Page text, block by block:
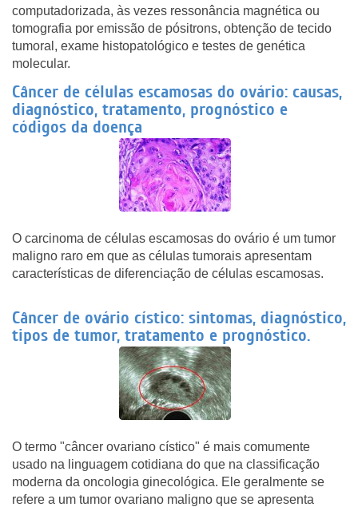
computadorizada, às vezes ressonância magnética ou
tomografia por emissão de pósitrons, obtenção de tecido
tumoral, exame histopatológico e testes de genética
molecular.
Câncer de células escamosas do ovário: causas,
diagnóstico, tratamento, prognóstico e
códigos da doença
O carcinoma de células escamosas do ovário é um tumor
maligno raro em que as células tumorais apresentam
características de diferenciação de células escamosas.
Câncer de ovário cístico: sintomas, diagnóstico,
tipos de tumor, tratamento e prognóstico.
O termo "câncer ovariano cístico" é mais comumente
usado na linguagem cotidiana do que na classificação
moderna da oncologia ginecológica. Ele geralmente se
refere a um tumor ovariano maligno que se apresenta